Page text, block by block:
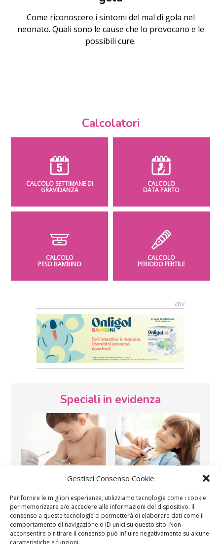
Gestisci Consenso Cookie
Per fornire le migliori esperienze, utilizziamo tecnologie come i cookie
per memorizzare e/o accedere alle informazioni del dispositivo. Il
consenso a queste tecnologie ci permetterà di elaborare dati come il
comportamento di navigazione o ID unici su questo sito. Non
acconsentire o ritirare il consenso può influire negativamente su alcune
caratteristiche e funzioni.
Come riconoscere i sintomi del mal di gola nel
neonato. Quali sono le cause che lo provocano e le
possibili cure.
Calcolatori
CALCOLO SETTIMANE DI
GRAVIDANZA
CALCOLO
DATA PARTO
CALCOLO
PESO BAMBINO
CALCOLO
PERIODO FERTILE
Speciali in evidenza
Vaccini SOS Pediatra